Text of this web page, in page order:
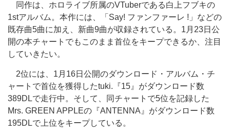
同作は、ホロライブ所属のVTuberである白上フブキの
1stアルバム。本作には、「Say! ファンファーレ !」などの
既存曲5曲に加え、新曲9曲が収録されている。1月23日公
開の本チャートでもこのまま首位をキープできるか、注目
していきたい。
2位には、1月16日公開のダウンロード・アルバム・チ
ャートで首位を獲得したtuki.『15』がダウンロード数
389DLで走行中。そして、同チャートで5位を記録した
Mrs. GREEN APPLEの『ANTENNA』がダウンロード数
195DLで上位をキープしている。